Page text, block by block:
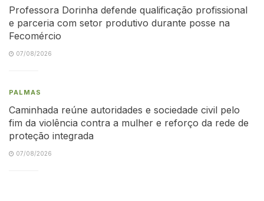
Professora Dorinha defende qualificação profissional
e parceria com setor produtivo durante posse na
Fecomércio
07/08/2026
PALMAS
Caminhada reúne autoridades e sociedade civil pelo
fim da violência contra a mulher e reforço da rede de
proteção integrada
07/08/2026